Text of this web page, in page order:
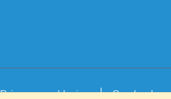
Privacy verklaring Contact